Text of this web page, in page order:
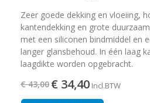
Zeer goede dekking en vloeiing,
kantendekking en grote
met een siliconen bindmiddel en
langer glansbehoud. In één laag
laagdikte worden opgebracht.
€ 43,00 € 34,40 Incl.BTW